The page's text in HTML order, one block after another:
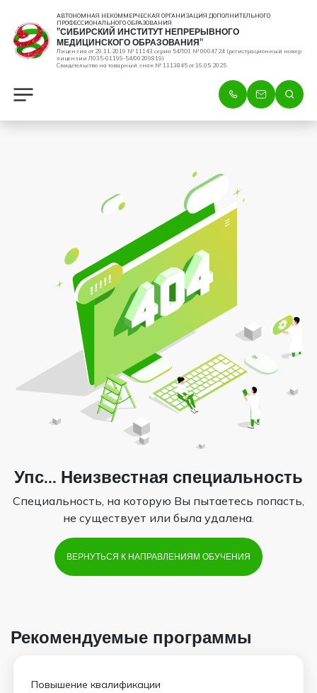
АВТОНОМНАЯ НЕКОММЕРЧЕСКАЯ ОРГАНИЗАЦИЯ ДОПОЛНИТЕЛЬНОГО
ПРОФЕССИОНАЛЬНОГО ОБРАЗОВАНИЯ
"СИБИРСКИЙ ИНСТИТУТ НЕПРЕРЫВНОГО
МЕДИЦИНСКОГО ОБРАЗОВАНИЯ"
Лицензия от 29.11.2019 № 11143 серия 54ЛО1 № 0004724 (регистрационный номер
лицензии Л035-01199-54/00209819)
Свидетельство на товарный знак № 1113845 от 16.05.2025
Упс... Неизвестная специальность
Специальность, на которую Вы пытаетесь попасть,
не существует или была удалена.
ВЕРНУТЬСЯ К НАПРАВЛЕНИЯМ ОБУЧЕНИЯ
Рекомендуемые программы
Повышение квалификации